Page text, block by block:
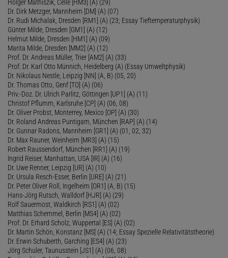
Holger Mathiszik, Celle [HM3] (A) (29)
Dr. Dirk Metzger, Mannheim [DM] (A) (07)
Dr. Rudi Michalak, Dresden [RM1] (A) (23; Essay Tieftemperaturphysik)
Günter Milde, Dresden [GM1] (A) (12)
Helmut Milde, Dresden [HM1] (A) (09)
Marita Milde, Dresden [MM2] (A) (12)
Prof. Dr. Andreas Müller, Trier [AM2] (A) (33)
Prof. Dr. Karl Otto Münnich, Heidelberg (A) (Essay Umweltphysik)
Dr. Nikolaus Nestle, Leipzig [NN] (A, B) (05, 20)
Dr. Thomas Otto, Genf [TO] (A) (06)
Priv.-Doz. Dr. Ulrich Parlitz, Göttingen [UP1] (A) (11)
Christof Pflumm, Karlsruhe [CP] (A) (06, 08)
Dr. Oliver Probst, Monterrey, Mexico [OP] (A) (30)
Dr. Roland Andreas Puntigam, München [RAP] (A) (14)
Dr. Gunnar Radons, Mannheim [GR1] (A) (01, 02, 32)
Dr. Max Rauner, Weinheim [MR3] (A) (15)
Robert Raussendorf, München [RR1] (A) (19)
Ingrid Reiser, Manhattan, USA [IR] (A) (16)
Dr. Uwe Renner, Leipzig [UR] (A) (10)
Dr. Ursula Resch-Esser, Berlin [URE] (A) (21)
Dr. Peter Oliver Roll, Ingelheim [OR1] (A, B) (15)
Hans-Jörg Rutsch, Walldorf [HJR] (A) (29)
Rolf Sauermost, Waldkirch [RS1] (A) (02)
Matthias Schemmel, Berlin [MS4] (A) (02)
Prof. Dr. Erhard Scholz, Wuppertal [ES] (A) (02)
Dr. Martin Schön, Konstanz [MS] (A) (14; Essay Spezielle Relativitätstheorie)
Dr. Erwin Schuberth, Garching [ES4] (A) (23)
Jörg Schuler, Taunusstein [JS1] (A) (06, 08)